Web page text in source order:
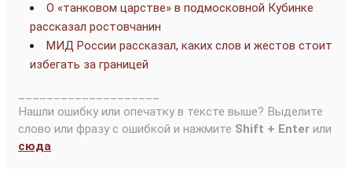
О «танковом царстве» в подмосковной Кубинке
рассказал ростовчанин
МИД России рассказал, каких слов и жестов стоит
избегать за границей
Нашли ошибку или опечатку в тексте выше? Выделите
слово или фразу с ошибкой и нажмите Shift + Enter или
сюда.